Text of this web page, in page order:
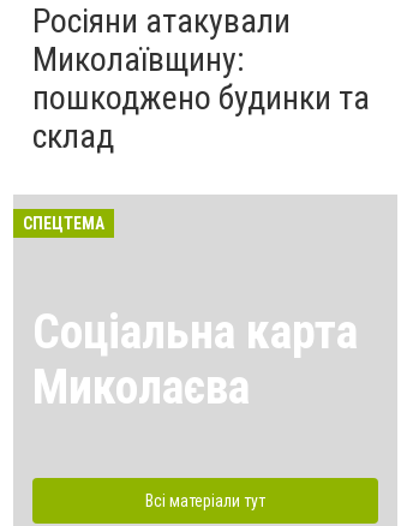
Росіяни атакували
Миколаївщину:
пошкоджено будинки та
склад
СПЕЦТЕМА
Соціальна карта
Миколаєва
Всі матеріали тут